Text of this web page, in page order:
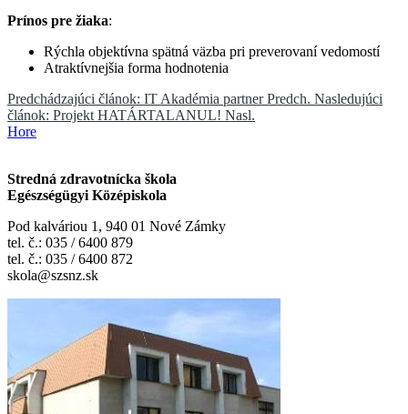
Prínos pre žiaka:
Rýchla objektívna spätná väzba pri preverovaní vedomostí
Atraktívnejšia forma hodnotenia
Predchádzajúci článok: IT Akadémia partnerPredch. Nasledujúci
článok: Projekt HATÁRTALANUL! Nasl.
Hore
Stredná zdravotnícka škola
Egészségügyi Középiskola
Pod kalváriou 1, 940 01 Nové Zámky
tel. č.: 035 / 6400 879
tel. č.: 035 / 6400 872
skola@szsnz.sk